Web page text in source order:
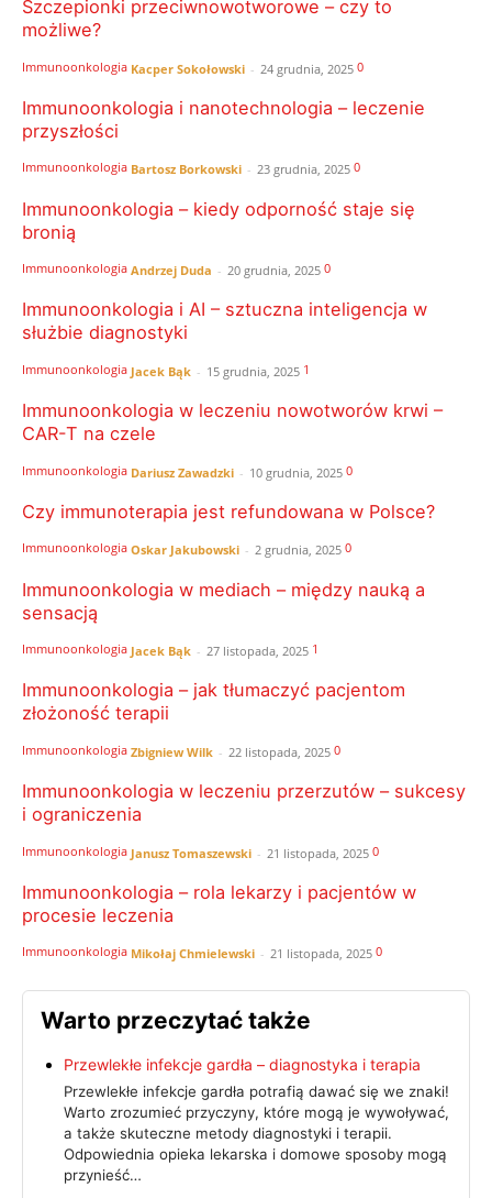
Szczepionki przeciwnowotworowe – czy to
możliwe?
Immunoonkologia Kacper Sokołowski - 24 grudnia, 2025 0
Immunoonkologia i nanotechnologia – leczenie
przyszłości
Immunoonkologia Bartosz Borkowski - 23 grudnia, 2025 0
Immunoonkologia – kiedy odporność staje się
bronią
Immunoonkologia Andrzej Duda - 20 grudnia, 2025 0
Immunoonkologia i AI – sztuczna inteligencja w
służbie diagnostyki
Immunoonkologia Jacek Bąk - 15 grudnia, 2025 1
Immunoonkologia w leczeniu nowotworów krwi –
CAR-T na czele
Immunoonkologia Dariusz Zawadzki - 10 grudnia, 2025 0
Czy immunoterapia jest refundowana w Polsce?
Immunoonkologia Oskar Jakubowski - 2 grudnia, 2025 0
Immunoonkologia w mediach – między nauką a
sensacją
Immunoonkologia Jacek Bąk - 27 listopada, 2025 1
Immunoonkologia – jak tłumaczyć pacjentom
złożoność terapii
Immunoonkologia Zbigniew Wilk - 22 listopada, 2025 0
Immunoonkologia w leczeniu przerzutów – sukcesy
i ograniczenia
Immunoonkologia Janusz Tomaszewski - 21 listopada, 2025 0
Immunoonkologia – rola lekarzy i pacjentów w
procesie leczenia
Immunoonkologia Mikołaj Chmielewski - 21 listopada, 2025 0
Warto przeczytać także
Przewlekłe infekcje gardła – diagnostyka i terapia
Przewlekłe infekcje gardła potrafią dawać się we znaki!
Warto zrozumieć przyczyny, które mogą je wywoływać,
a także skuteczne metody diagnostyki i terapii.
Odpowiednia opieka lekarska i domowe sposoby mogą
przynieść…